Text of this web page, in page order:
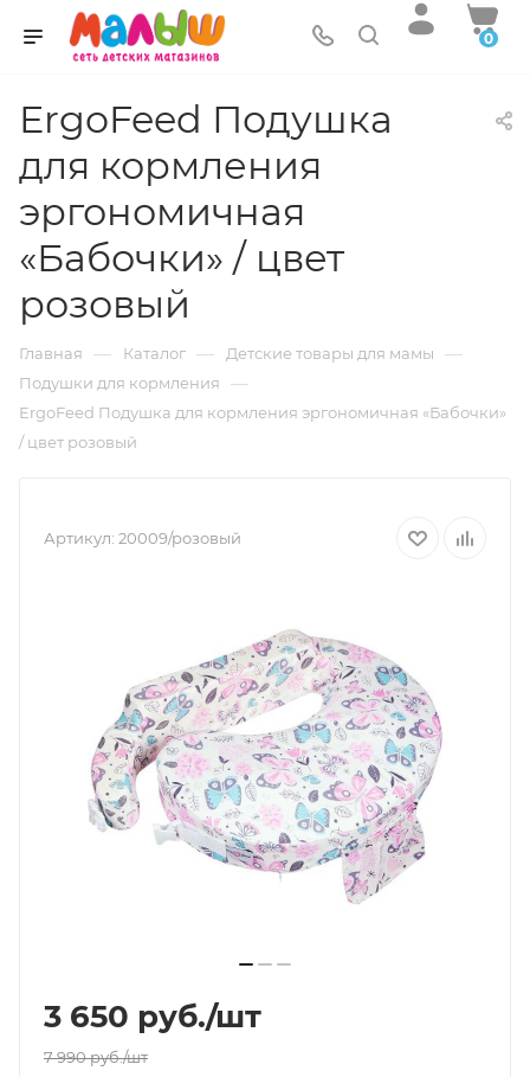
0
ErgoFeed Подушка
для кормления
эргономичная
«Бабочки» / цвет
розовый
Главная — Каталог — Детские товары для мамы —
Подушки для кормления —
ErgoFeed Подушка для кормления эргономичная «Бабочки»
/ цвет розовый
Артикул: 20009/розовый
3 650 руб./шт
7 990руб./шт